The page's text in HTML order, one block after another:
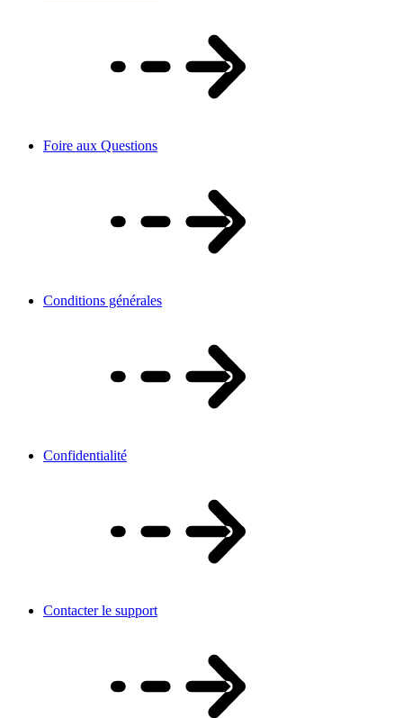
Foire aux Questions
Conditions générales
Confidentialité
Contacter le support